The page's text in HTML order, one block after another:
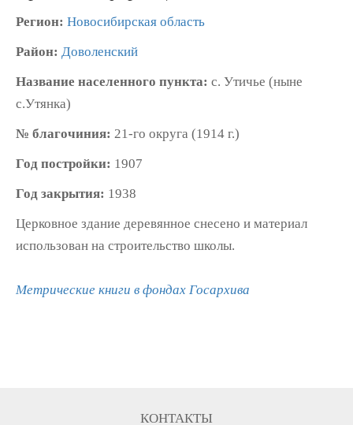
Регион: Новосибирская область
Район: Доволенский
Название населенного пункта: с. Утичье (ныне
с.Утянка)
№ благочиния: 21-го округа (1914 г.)
Год постройки: 1907
Год закрытия: 1938
Церковное здание деревянное снесено и материал
использован на строительство школы.
Метрические книги в фондах Госархива
КОНТАКТЫ